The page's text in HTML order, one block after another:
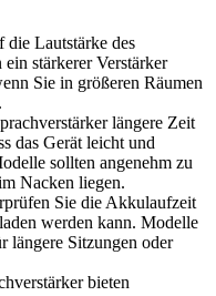
die Lautstärke des
stärkerer Verstärker
Sie in größeren Räumen
längere Zeit
das Gerät leicht und
sollten angenehm zu
Nacken liegen.
Sie die Akkulaufzeit
werden kann. Modelle
längere Sitzungen oder
bieten